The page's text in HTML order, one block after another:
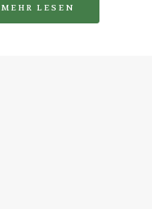
MEHR LESEN